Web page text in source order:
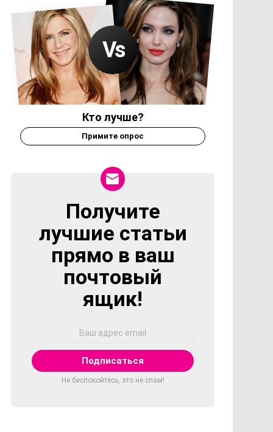
Кто лучше?
Примите опрос
NEWSLETTER
Получите
лучшие статьи
прямо в ваш
почтовый
ящик!
Не беспокойтесь, это не спам!